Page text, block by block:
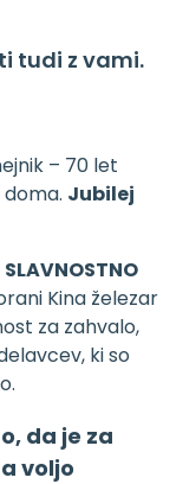
tudi z vami.
– 70 let
Jubilej
SLAVNOSTNO
Kina železar
za zahvalo,
ki so
da je za
voljo